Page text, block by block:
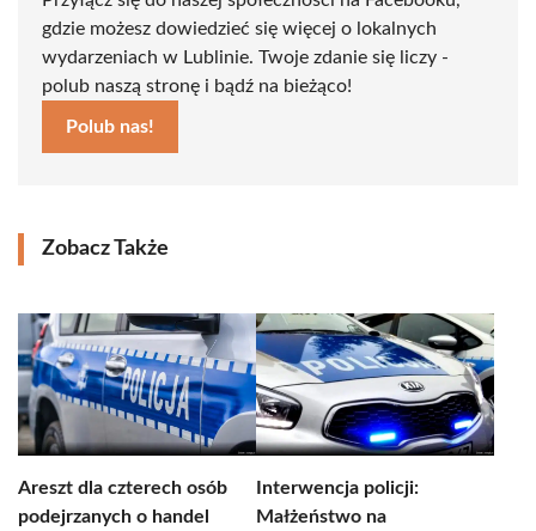
gdzie możesz dowiedzieć się więcej o lokalnych
wydarzeniach w Lublinie. Twoje zdanie się liczy -
polub naszą stronę i bądź na bieżąco!
Polub nas!
Zobacz Także
Areszt dla czterech osób
podejrzanych o handel
Interwencja policji:
Małżeństwo na